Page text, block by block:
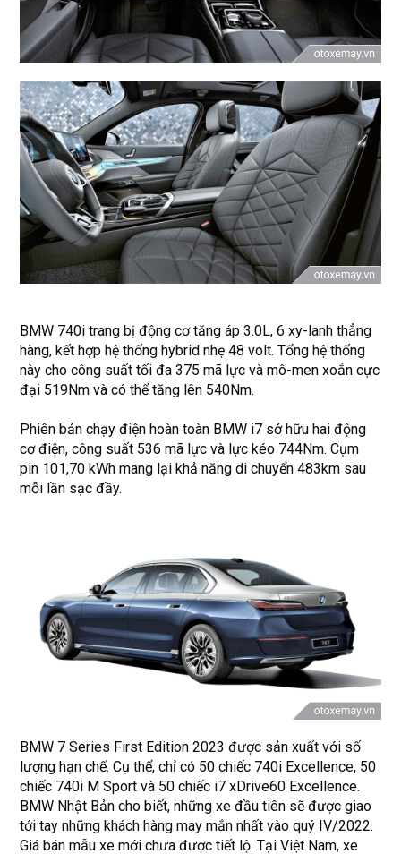
BMW 740i trang bị động cơ tăng áp 3.0L, 6 xy-lanh thẳng
hàng, kết hợp hệ thống hybrid nhẹ 48 volt. Tổng hệ thống
này cho công suất tối đa 375 mã lực và mô-men xoắn cực
đại 519Nm và có thể tăng lên 540Nm.
Phiên bản chạy điện hoàn toàn BMW i7 sở hữu hai động
cơ điện, công suất 536 mã lực và lực kéo 744Nm. Cụm
pin 101,70 kWh mang lại khả năng di chuyển 483km sau
mỗi lần sạc đầy.
BMW 7 Series First Edition 2023 được sản xuất với số
lượng hạn chế. Cụ thể, chỉ có 50 chiếc 740i Excellence, 50
chiếc 740i M Sport và 50 chiếc i7 xDrive60 Excellence.
BMW Nhật Bản cho biết, những xe đầu tiên sẽ được giao
tới tay những khách hàng may mắn nhất vào quý IV/2022.
Giá bán mẫu xe mới chưa được tiết lộ. Tại Việt Nam, xe